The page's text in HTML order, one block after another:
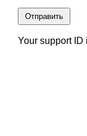
Отправить
Your support